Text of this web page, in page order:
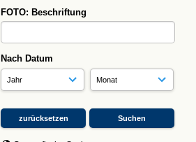
FOTO: Beschriftung
Nach Datum